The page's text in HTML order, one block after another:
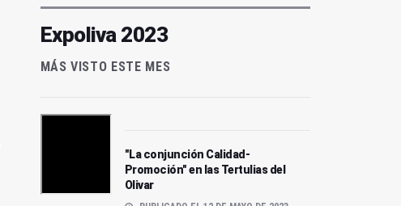
Expoliva 2023
MÁS VISTO ESTE MES
"La conjunción Calidad-
Promoción" en las Tertulias del
Olivar